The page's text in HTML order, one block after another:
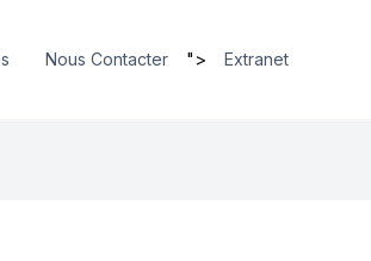
Nous Contacter "> Extranet